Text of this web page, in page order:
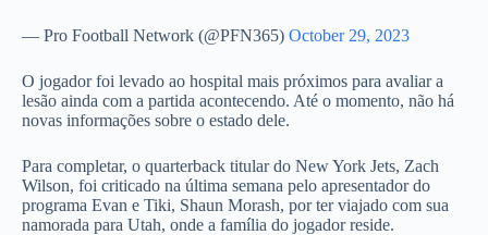
— Pro Football Network (@PFN365) October 29, 2023
O jogador foi levado ao hospital mais próximos para avaliar a
lesão ainda com a partida acontecendo. Até o momento, não há
novas informações sobre o estado dele.
Para completar, o quarterback titular do New York Jets, Zach
Wilson, foi criticado na última semana pelo apresentador do
programa Evan e Tiki, Shaun Morash, por ter viajado com sua
namorada para Utah, onde a família do jogador reside.